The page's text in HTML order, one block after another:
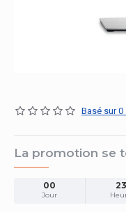
Basé sur 0
La promotion se
00
Jour
23